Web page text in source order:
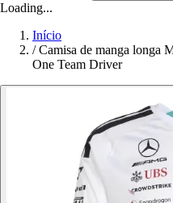
Loading...
Início
/ Camisa de manga longa
One Team Driver